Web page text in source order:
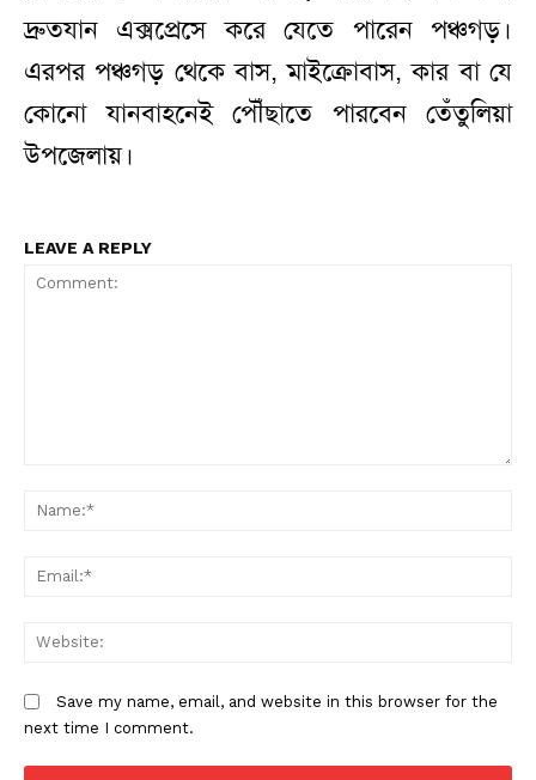
দ্রুতযান এক্সপ্রেসে করে যেতে পারেন পঞ্চগড়।
এরপর পঞ্চগড় থেকে বাস, মাইক্রোবাস, কার বা যে
কোনো যানবাহনেই পৌঁছাতে পারবেন তেঁতুলিয়া
উপজেলায়।
LEAVE A REPLY
Save my name, email, and website in this browser for the
next time I comment.